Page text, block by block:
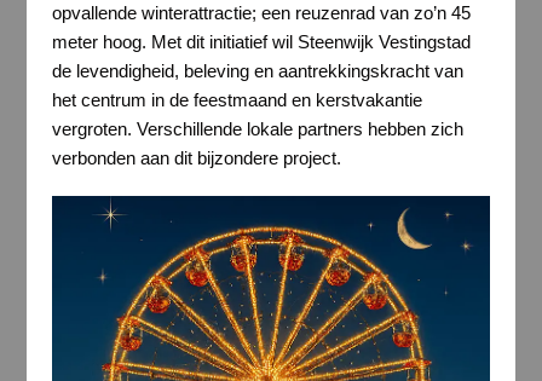
opvallende winterattractie; een reuzenrad van zo’n 45
meter hoog. Met dit initiatief wil Steenwijk Vestingstad
de levendigheid, beleving en aantrekkingskracht van
het centrum in de feestmaand en kerstvakantie
vergroten. Verschillende lokale partners hebben zich
verbonden aan dit bijzondere project.